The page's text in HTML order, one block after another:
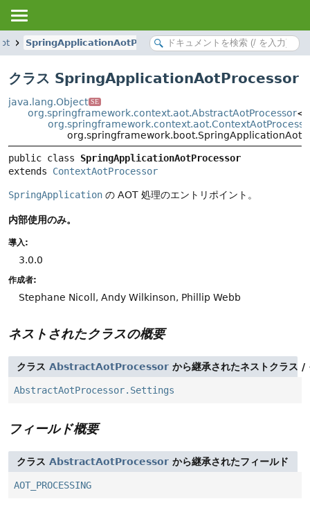
SpringApplicationAotProcessor
クラス SpringApplicationAotProcessor
java.lang.Object SE
org.springframework.context.aot.AbstractAotProcessor
public class SpringApplicationAotProcessor
extends ContextAotProcessor
SpringApplication の AOT 処理のエントリポイント。
内部使用のみ。
導入:
3.0.0
作成者:
Stephane Nicoll, Andy Wilkinson, Phillip Webb
ネストされたクラスの概要
クラス AbstractAotProcessor から継承されたネストクラス
AbstractAotProcessor.Settings
フィールド概要
クラス AbstractAotProcessor から継承されたフィールド
AOT_PROCESSING